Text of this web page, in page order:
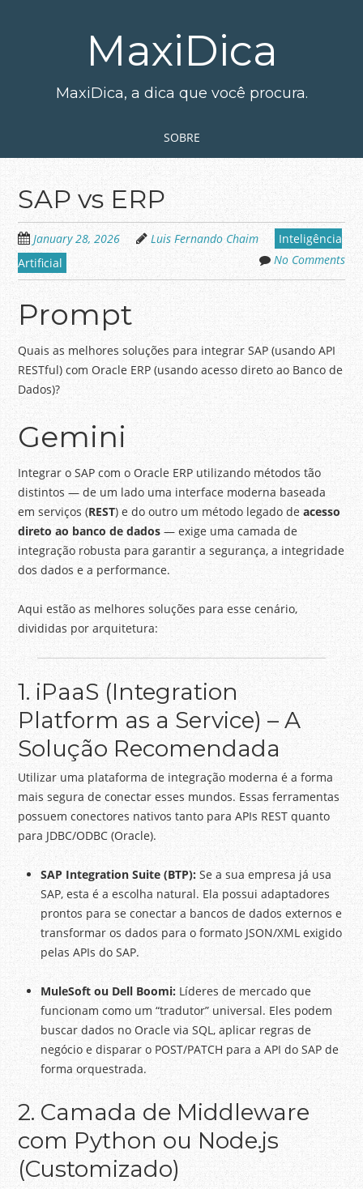
MaxiDica
MaxiDica, a dica que você procura.
SOBRE
SAP vs ERP
January 28, 2026 Luis Fernando Chaim
Inteligência
Artificial
No Comments
Prompt
Quais as melhores soluções para integrar SAP (usando API
RESTful) com Oracle ERP (usando acesso direto ao Banco de
Dados)?
Gemini
Integrar o SAP com o Oracle ERP utilizando métodos tão
distintos — de um lado uma interface moderna baseada
em serviços (REST) e do outro um método legado deacesso
direto ao banco de dados — exige uma camada de
integração robusta para garantir a segurança, a integridade
dos dados e a performance.
Aqui estão as melhores soluções para esse cenário,
divididas por arquitetura:
1. iPaaS (Integration
Platform as a Service) – A
Solução Recomendada
Utilizar uma plataforma de integração moderna é a forma
mais segura de conectar esses mundos. Essas ferramentas
possuem conectores nativos tanto para APIs REST quanto
para JDBC/ODBC (Oracle).
SAP Integration Suite (BTP): Se a sua empresa já usa
SAP, esta é a escolha natural. Ela possui adaptadores
prontos para se conectar a bancos de dados externos e
transformar os dados para o formato JSON/XML exigido
pelas APIs do SAP.
MuleSoft ou Dell Boomi:Líderes de mercado que
funcionam como um “tradutor” universal. Eles podem
buscar dados no Oracle via SQL, aplicar regras de
negócio e disparar o POST/PATCH para a API do SAP de
forma orquestrada.
2. Camada de Middleware
com Python ou Node.js
(Customizado)